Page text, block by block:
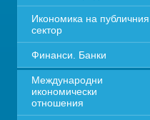
Икономика на публичния
сектор
Финанси. Банки
Международни
икономически
отношения